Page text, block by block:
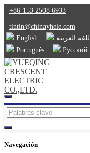
+86-153 2508 6933
tintin@chinayhele.com
English
اللغة العربية
Português
Русский
Navegación